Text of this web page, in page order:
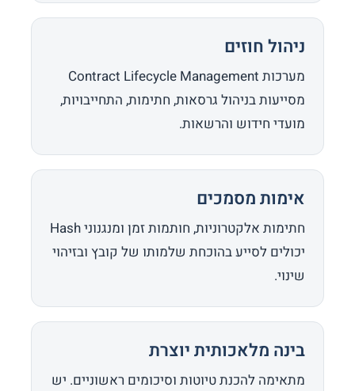
ניהול חוזים
מערכות Contract Lifecycle Management
מסייעות בניהול גרסאות, חתימות, התחייבויות,
מועדי חידוש והרשאות.
אימות מסמכים
חתימות אלקטרוניות, חותמות זמן ומנגנוני Hash
יכולים לסייע בהוכחת שלמותו של קובץ ובזיהוי
שינוי.
בינה מלאכותית יוצרת
מתאימה להכנת טיוטות וסיכומים ראשוניים. יש